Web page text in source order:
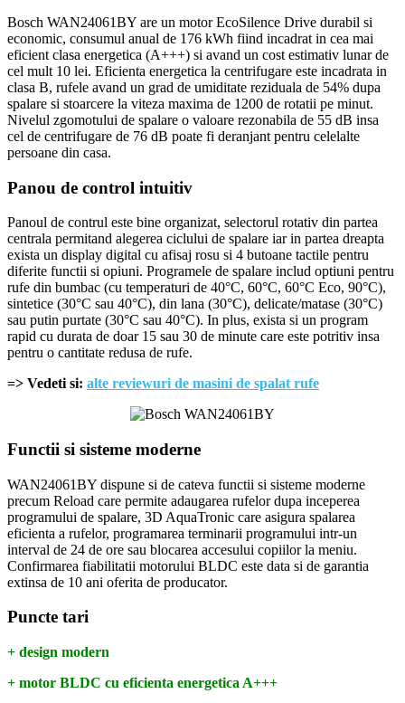
Bosch WAN24061BY are un motor EcoSilence Drive durabil si
economic, consumul anual de 176 kWh fiind incadrat in cea mai
eficient clasa energetica (A+++) si avand un cost estimativ lunar de
cel mult 10 lei. Eficienta energetica la centrifugare este incadrata in
clasa B, rufele avand un grad de umiditate reziduala de 54% dupa
spalare si stoarcere la viteza maxima de 1200 de rotatii pe minut.
Nivelul zgomotului de spalare o valoare rezonabila de 55 dB insa
cel de centrifugare de 76 dB poate fi deranjant pentru celelalte
persoane din casa.
Panou de control intuitiv
Panoul de contrul este bine organizat, selectorul rotativ din partea
centrala permitand alegerea ciclului de spalare iar in partea dreapta
exista un display digital cu afisaj rosu si 4 butoane tactile pentru
diferite functii si opiuni. Programele de spalare includ optiuni pentru
rufe din bumbac (cu temperaturi de 40°C, 60°C, 60°C Eco, 90°C),
sintetice (30°C sau 40°C), din lana (30°C), delicate/matase (30°C)
sau putin purtate (30°C sau 40°C). In plus, exista si un program
rapid cu durata de doar 15 sau 30 de minute care este potritiv insa
pentru o cantitate redusa de rufe.
=> Vedeti si: alte reviewuri de masini de spalat rufe
Functii si sisteme moderne
WAN24061BY dispune si de cateva functii si sisteme moderne
precum Reload care permite adaugarea rufelor dupa inceperea
programului de spalare, 3D AquaTronic care asigura spalarea
eficienta a rufelor, programarea terminarii programului intr-un
interval de 24 de ore sau blocarea accesului copiilor la meniu.
Confirmarea fiabilitatii motorului BLDC este data si de garantia
extinsa de 10 ani oferita de producator.
Puncte tari
+ design modern
+ motor BLDC cu eficienta energetica A+++